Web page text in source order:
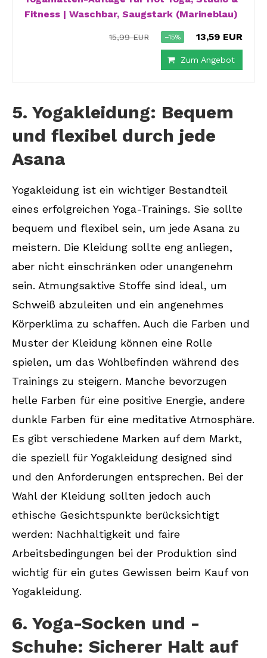
Fitness | Waschbar, Saugstark (Marineblau)
15,99 EUR −15% 13,59 EUR
Zum Angebot
5. Yogakleidung: Bequem
und flexibel durch jede
Asana
Yogakleidung ist ein wichtiger Bestandteil
eines erfolgreichen Yoga-Trainings. Sie sollte
bequem und flexibel sein, um jede Asana zu
meistern. Die Kleidung sollte eng anliegen,
aber nicht einschränken oder unangenehm
sein. Atmungsaktive Stoffe sind ideal, um
Schweiß abzuleiten und ein angenehmes
Körperklima zu schaffen. Auch die Farben und
Muster der Kleidung können eine Rolle
spielen, um das Wohlbefinden während des
Trainings zu steigern. Manche bevorzugen
helle Farben für eine positive Energie, andere
dunkle Farben für eine meditative Atmosphäre.
Es gibt verschiedene Marken auf dem Markt,
die speziell für Yogakleidung designed sind
und den Anforderungen entsprechen. Bei der
Wahl der Kleidung sollten jedoch auch
ethische Gesichtspunkte berücksichtigt
werden: Nachhaltigkeit und faire
Arbeitsbedingungen bei der Produktion sind
wichtig für ein gutes Gewissen beim Kauf von
Yogakleidung.
6. Yoga-Socken und -
Schuhe: Sicherer Halt auf